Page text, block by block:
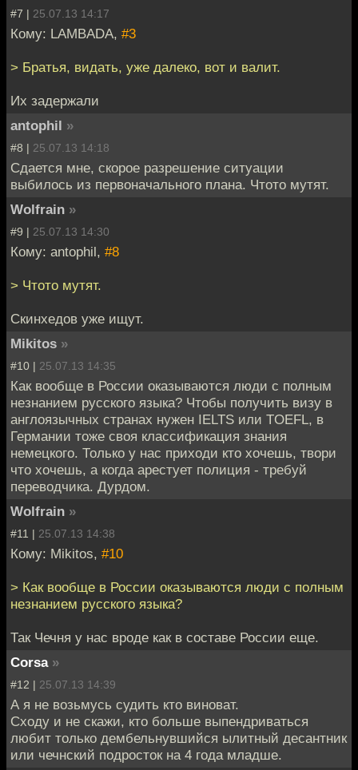
#7 | 25.07.13 14:17
Кому: LAMBADA, #3
> Братья, видать, уже далеко, вот и валит.
Их задержали
antophil »
#8 | 25.07.13 14:18
Сдается мне, скорое разрешение ситуации
выбилось из первоначального плана. Чтото мутят.
Wolfrain »
#9 | 25.07.13 14:30
Кому: antophil, #8
> Чтото мутят.
Скинхедов уже ищут.
Mikitos »
#10 | 25.07.13 14:35
Как вообще в России оказываются люди с полным
незнанием русского языка? Чтобы получить визу в
англоязычных странах нужен IELTS или TOEFL, в
Германии тоже своя классификация знания
немецкого. Только у нас приходи кто хочешь, твори
что хочешь, а когда арестует полиция - требуй
переводчика. Дурдом.
Wolfrain »
#11 | 25.07.13 14:38
Кому: Mikitos, #10
> Как вообще в России оказываются люди с полным
незнанием русского языка?
Так Чечня у нас вроде как в составе России еще.
Corsa »
#12 | 25.07.13 14:39
А я не возьмусь судить кто виноват.
Сходу и не скажи, кто больше выпендриваться
любит только дембельнувшийся ылитный десантник
или чечнский подросток на 4 года младше.